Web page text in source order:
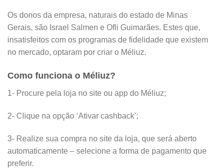
Os donos da empresa, naturais do estado de Minas
Gerais, são Israel Salmen e Ofli Guimarães. Estes que,
insatisfeitos com os programas de fidelidade que existem
no mercado, optaram por criar o Méliuz.
Como funciona o Méliuz?
1- Procure pela loja no site ou app do Méliuz;
2- Clique na opção ‘Ativar cashback’;
3- Realize sua compra no site da loja, que será aberto
automaticamente – selecione a forma de pagamento que
preferir.